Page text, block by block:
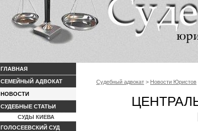
ГЛАВНАЯ
СЕМЕЙНЫЙ АДВОКАТ
НОВОСТИ
СУДЕБНЫЕ СТАТЬИ
СУДЫ КИЕВА
ГОЛОСЕЕВСКИЙ СУД
Судебный адвокат > Новости Юристов